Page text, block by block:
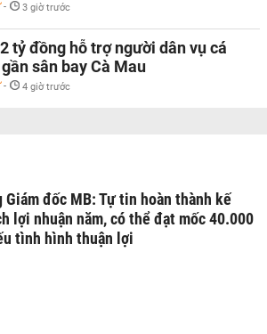
- 3 giờ trước
tỷ đồng hỗ trợ người dân vụ cá
sân bay Cà Mau
- 4 giờ trước
Giám đốc MB: Tự tin hoàn thành kế
lợi nhuận năm, có thể đạt mốc 40.000
tình hình thuận lợi